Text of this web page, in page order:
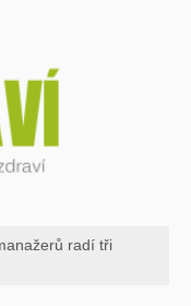
radí tři